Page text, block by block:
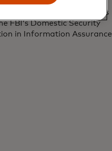
from the United States
FBI’s Domestic Security
in Information Assurance